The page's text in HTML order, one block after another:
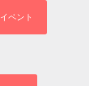
イベント